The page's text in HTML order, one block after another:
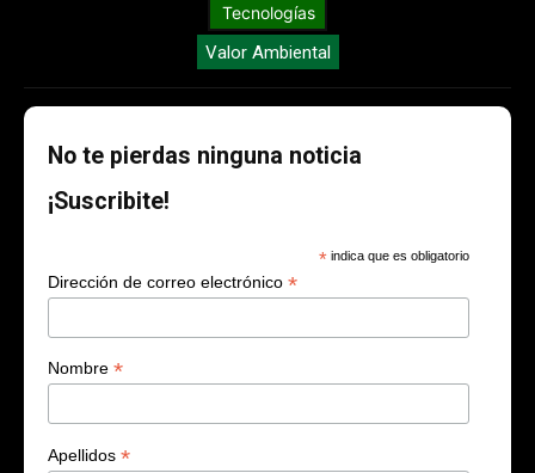
Tecnologías
Valor Ambiental
No te pierdas ninguna noticia
¡Suscribite!
* indica que es obligatorio
Dirección de correo electrónico *
Nombre *
Apellidos *